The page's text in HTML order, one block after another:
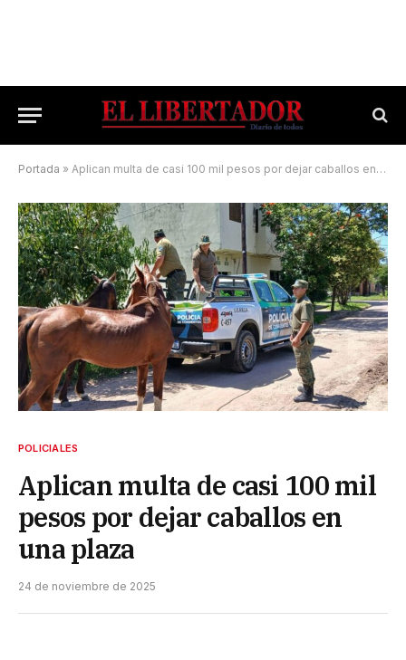
Portada » Aplican multa de casi 100 mil pesos por dejar caballos en una plaza
POLICIALES
Aplican multa de casi 100 mil
pesos por dejar caballos en
una plaza
24 de noviembre de 2025